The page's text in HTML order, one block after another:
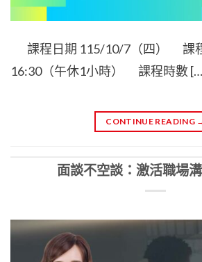
課程日期 115/10/7（四） 課
16:30（午休1小時） 課程時數
CONTINUE READING
面談不空談：激活職場